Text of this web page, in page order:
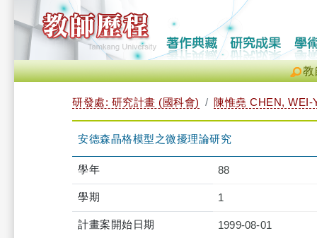
教
研發處: 研究計畫 (國科會) 陳惟堯 CHEN, WEI-
安德森晶格模型之微擾理論研究
學年 88
學期 1
計畫案開始日期 1999-08-01